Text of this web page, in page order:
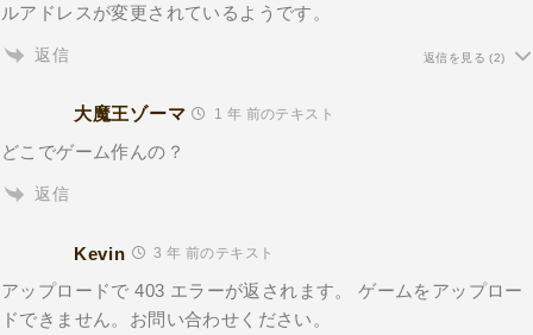
ルアドレスが変更されているようです。
返信 返信を見る (2)
大魔王ゾーマ 1 年 前のテキスト
どこでゲーム作んの？
返信
Kevin 3 年 前のテキスト
アップロードで 403 エラーが返されます。 ゲームをアップロー
ドできません。お問い合わせください。